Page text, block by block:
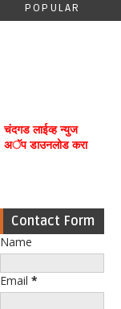
POPULAR
चंदगड लाईव्ह न्युज
अॅप डाउनलोड करा
Contact Form
Name
Email *